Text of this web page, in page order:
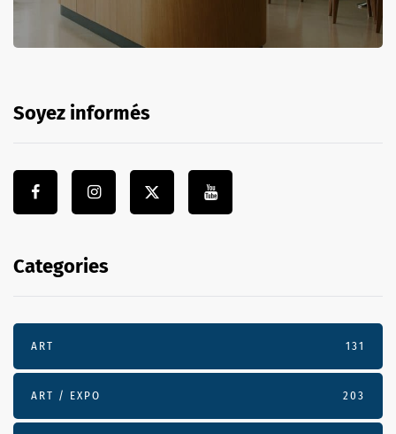
Soyez informés
Categories
ART 131
ART / EXPO 203